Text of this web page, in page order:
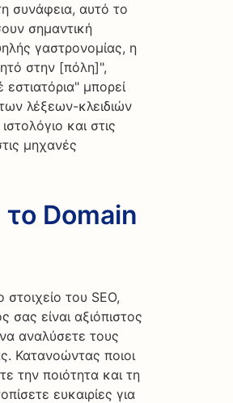
συνάφεια, αυτό το
σημαντική
γαστρονομίας, η
στην [πόλη]",
μπορεί
λέξεων-κλειδιών
και στις
μηχανές
Domain
του SEO,
σας είναι αξιόπιστος
αναλύσετε τους
Κατανοώντας ποιοι
την ποιότητα και τη
ευκαιρίες για